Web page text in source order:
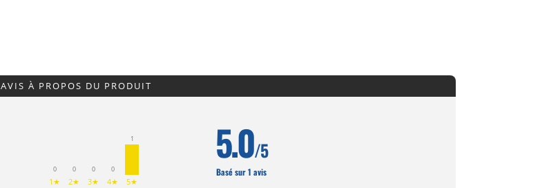
AVIS À PROPOS DU PRODUIT
0
1★
0
2★
0
3★
0
4★
1
5★
5.0/5
Basé sur 1 avis